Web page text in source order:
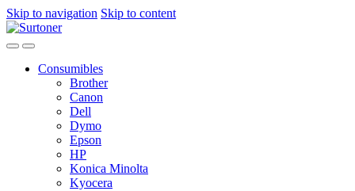
Skip to navigation Skip to content
Consumibles
Brother
Canon
Dell
Dymo
Epson
HP
Konica Minolta
Kyocera